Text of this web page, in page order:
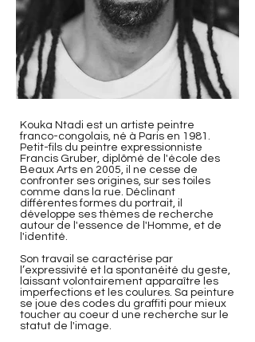
Kouka Ntadi est un artiste peintre
franco-congolais, né à Paris en 1981.
Petit-fils du peintre expressionniste
Francis Gruber, diplômé de l'école des
Beaux Arts en 2005, il ne cesse de
confronter ses origines, sur ses toiles
comme dans la rue. Déclinant
différentes formes du portrait, il
développe ses thèmes de recherche
autour de l'essence de l'Homme, et de
l'identité.
Son travail se caractérise par
l’expressivité et la spontanéité du geste,
laissant volontairement apparaître les
imperfections et les coulures. Sa peinture
se joue des codes du graffiti pour mieux
toucher au coeur d une recherche sur le
statut de l'image.